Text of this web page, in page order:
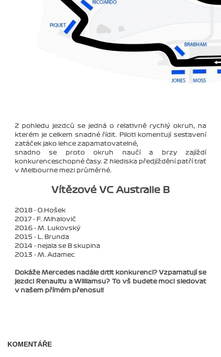
Z pohledu jezdců se jedná o relativně rychlý okruh, na
kterém je celkem snadné řídit. Piloti komentují sestavení
zatáček jako lehce zapamatovatelné,
snadno se proto okruh naučí a brzy zajíždí
konkurenceschopné časy. Z hlediska předjíždění patří trať
v Melbourne mezi průměrné.
Vítězové VC Australie B
2018 - O.Hošek
2017 - F. Mihalovič
2016 - M. Lukovský
2015 - L. Brunda
2014 - nejala se B skupina
2013 - M. Adamec
Dokáže Mercedes nadále drtit konkurenci? Vzpamatují se
jezdci Renaultu a Williamsu? To vš budete moci sledovat
v našem přímém přenosu!!
KOMENTÁŘE